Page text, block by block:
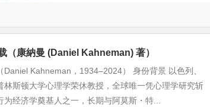
（康納曼 (Daniel Kahneman) 著）
Kahneman，1934–2024） 身份背景 以色列、
林斯顿大学心理学荣休教授，全球唯一凭心理学研究斩
经济学奠基人之一，长期与阿莫斯・特...